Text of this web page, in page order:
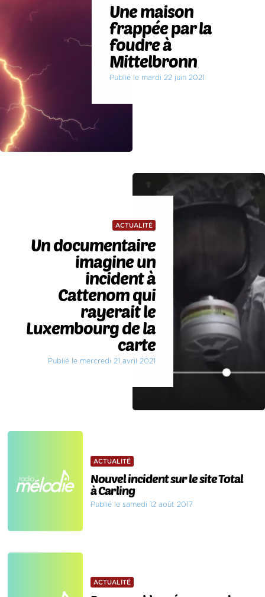
Une maison
frappée par la
foudre à
Mittelbronn
Publié le mardi 22 juin 2021
ACTUALITÉ
Un documentaire
imagine un
incident à
Cattenom qui
rayerait le
Luxembourg de la
carte
Publié le mercredi 21 avril 2021
ACTUALITÉ
Nouvel incident sur le site Total
à Carling
Publié le samedi 12 août 2017
ACTUALITÉ